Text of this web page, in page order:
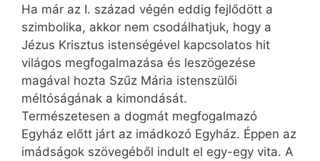
Ha már az I. század végén eddig fejlődött a
szimbolika, akkor nem csodálhatjuk, hogy a
Jézus Krisztus istenségével kapcsolatos hit
világos megfogalmazása és leszögezése
magával hozta Szűz Mária istenszülői
méltóságának a kimondását.
Természetesen a dogmát megfogalmazó
Egyház előtt járt az imádkozó Egyház. Éppen az
imádságok szövegéből indult el egy-egy vita. A